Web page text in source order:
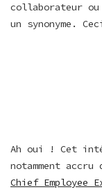
collaborateur
un synonyme.
Ah oui ! Cet
notamment
Chief Employee